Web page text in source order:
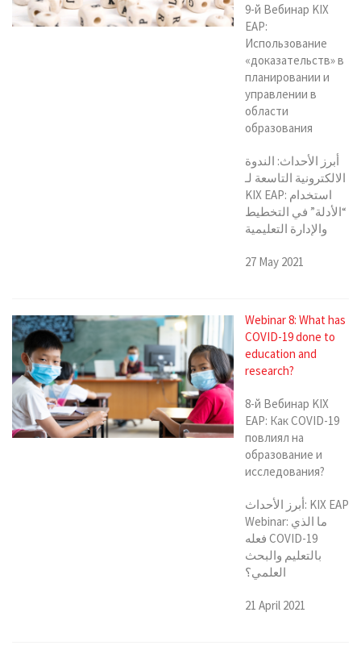
9-й Вебинар KIX
EAP:
Использование
«доказательств» в
планировании и
управлении в
области
образования
أبرز الأحداث: الندوة
الالكترونية التاسعة لـ
KIX EAP: استخدام
“الأدلة” في التخطيط
والإدارة التعليمية
27 May 2021
Webinar 8: What has
COVID-19 done to
education and
research?
8-й Вебинар KIX
EAP: Как COVID-19
повлиял на
образование и
исследования?
أبرز الأحداث: KIX EAP
Webinar: ما الذي
فعله COVID-19
بالتعليم والبحث
العلمي؟
21 April 2021